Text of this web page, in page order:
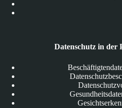
Datenschutz in der